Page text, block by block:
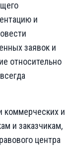
и
заявок и
относительно
коммерческих и
и заказчикам,
центра